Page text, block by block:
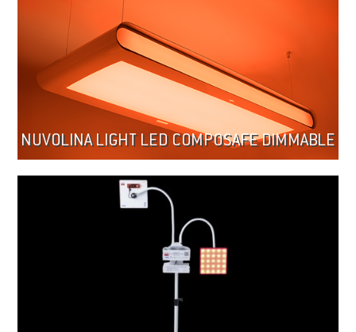
NUVOLINA LIGHT LED COMPOSAFE DIMMABLE